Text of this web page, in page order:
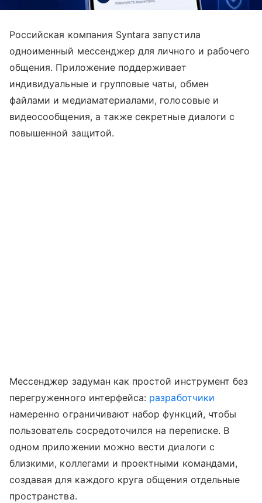
Российская компания Syntara запустила
одноименный мессенджер для личного и рабочего
общения. Приложение поддерживает
индивидуальные и групповые чаты, обмен
файлами и медиаматериалами, голосовые и
видеосообщения, а также секретные диалоги с
повышенной защитой.
Мессенджер задуман как простой инструмент без
перегруженного интерфейса: разработчики
намеренно ограничивают набор функций, чтобы
пользователь сосредоточился на переписке. В
одном приложении можно вести диалоги с
близкими, коллегами и проектными командами,
создавая для каждого круга общения отдельные
пространства.